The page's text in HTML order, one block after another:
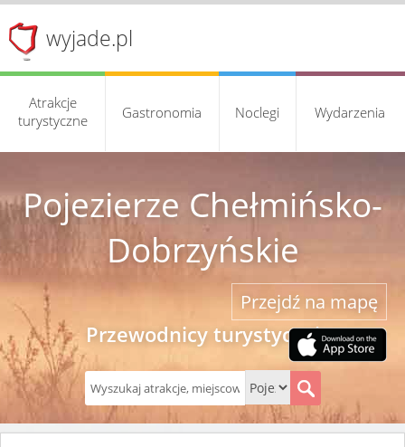
wyjade.pl
Atrakcje
turystyczne
Gastronomia Noclegi Wydarzenia
Pojezierze Chełmińsko-
Dobrzyńskie
Przewodnicy turystyczni
Przejdź na mapę